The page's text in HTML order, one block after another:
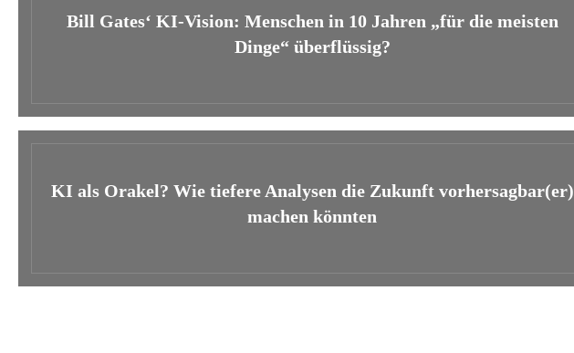
Bill Gates‘ KI-Vision: Menschen in 10 Jahren „für die meisten
Dinge“ überflüssig?
KI als Orakel? Wie tiefere Analysen die Zukunft vorhersagbar(er)
machen könnten